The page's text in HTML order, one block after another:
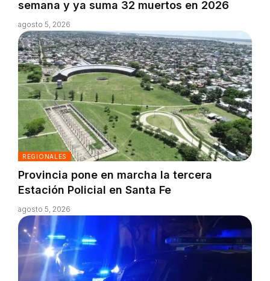
semana y ya suma 32 muertos en 2026
agosto 5, 2026
REGIONALES
Provincia pone en marcha la tercera
Estación Policial en Santa Fe
agosto 5, 2026